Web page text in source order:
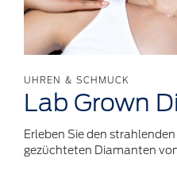
UHREN & SCHMUCK
Lab Grown
Erleben Sie den
gezüchteten Diamanten